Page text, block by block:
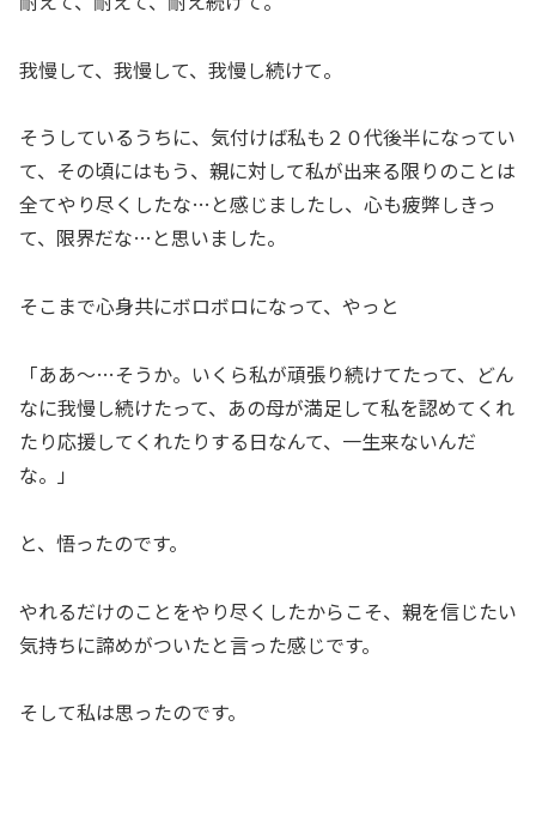
我慢して、我慢して、我慢し続けて。
そうしているうちに、気付けば私も２０代後半になってい
て、その頃にはもう、親に対して私が出来る限りのことは
全てやり尽くしたな…と感じましたし、心も疲弊しきっ
て、限界だな…と思いました。
そこまで心身共にボロボロになって、やっと
「ああ～…そうか。いくら私が頑張り続けてたって、どん
なに我慢し続けたって、あの母が満足して私を認めてくれ
たり応援してくれたりする日なんて、一生来ないんだ
な。」
と、悟ったのです。
やれるだけのことをやり尽くしたからこそ、親を信じたい
気持ちに諦めがついたと言った感じです。
そして私は思ったのです。